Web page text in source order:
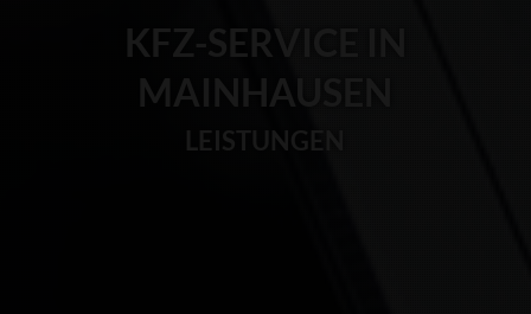
KFZ-SERVICE IN
MAINHAUSEN
LEISTUNGEN